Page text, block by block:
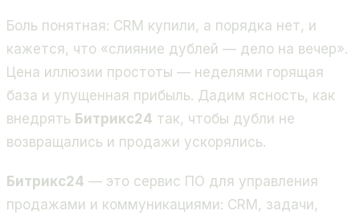
Боль понятная: CRM купили, а порядка нет, и
кажется, что «слияние дублей — дело на вечер».
Цена иллюзии простоты — неделями горящая
база и упущенная прибыль. Дадим ясность, как
внедрять Битрикс24 так, чтобы дубли не
возвращались и продажи ускорялись.
Битрикс24 — это сервис ПО для управления
продажами и коммуникациями: CRM, задачи,